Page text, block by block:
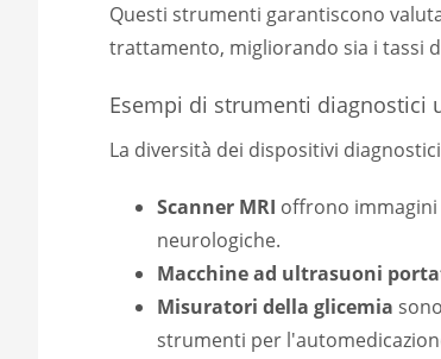
Questi strumenti garantiscono
trattamento, migliorando sia i tassi
Esempi di strumenti diagnostici
La diversità dei dispositivi
Scanner MRI offrono immagini
neurologiche.
Macchine ad ultrasuoni
Misuratori della glicemia
strumenti per